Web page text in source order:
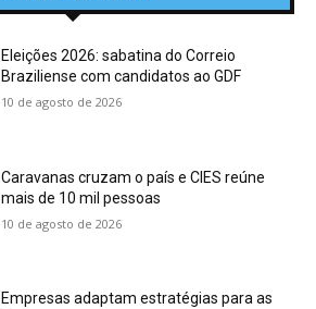
Eleições 2026: sabatina do Correio
Braziliense com candidatos ao GDF
10 de agosto de 2026
Caravanas cruzam o país e CIES reúne
mais de 10 mil pessoas
10 de agosto de 2026
Empresas adaptam estratégias para as